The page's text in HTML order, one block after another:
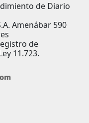
de Diario
Amenábar 590
de
11.723.